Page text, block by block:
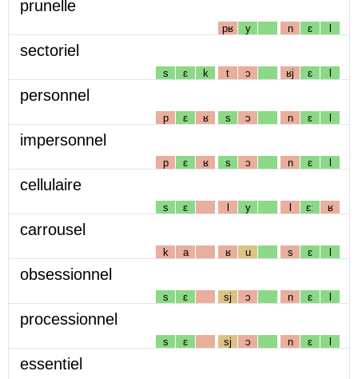
prunelle
pʁ y n ɛ l
sectoriel
s ɛ k t ɔ ʁj ɛ l
personnel
p ɛ ʁ s ɔ n ɛ l
impersonnel
p ɛ ʁ s ɔ n ɛ l
cellulaire
s ɛ l y l ɛː ʁ
carrousel
k a ʁ u s ɛ l
obsessionnel
s ɛ sj ɔ n ɛ l
processionnel
s ɛ sj ɔ n ɛ l
essentiel